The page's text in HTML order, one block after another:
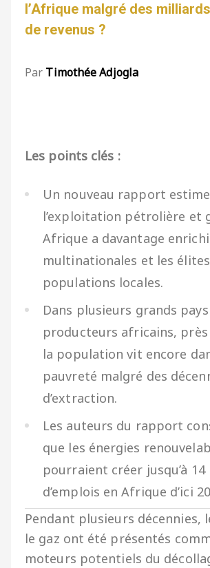
l’Afrique malgré des
de revenus ?
Par Timothée Adjogla
Les points clés :
Un nouveau rapport
l’exploitation pétrolière et
Afrique a davantage
multinationales et les
populations locales.
Dans plusieurs grands pays
producteurs africains, près
la population vit encore
pauvreté malgré des
d’extraction.
Les auteurs du rapport
que les énergies
pourraient créer jusqu’à
d’emplois en Afrique d’ici
Pendant plusieurs décennies,
le gaz ont été présentés
moteurs potentiels du